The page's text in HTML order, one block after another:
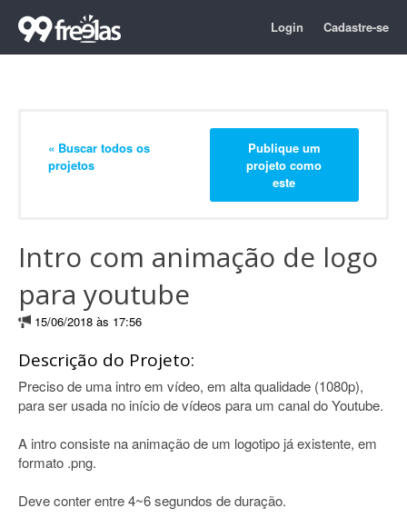
Login Cadastre-se
« Buscar todos os
projetos
Publique um
projeto como
este
Intro com animação de logo
para youtube
15/06/2018 às 17:56
Descrição do Projeto:
Preciso de uma intro em vídeo, em alta qualidade (1080p),
para ser usada no início de vídeos para um canal do Youtube.
A intro consiste na animação de um logotipo já existente, em
formato .png.
Deve conter entre 4~6 segundos de duração.